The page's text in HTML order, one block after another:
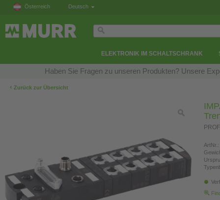
Österreich Deutsch
ELEKTRONIK IM SCHALTSCHRANK
Haben Sie Fragen zu unseren Produkten? Unsere
‹ Zurück zur Übersicht
ArtNr.: